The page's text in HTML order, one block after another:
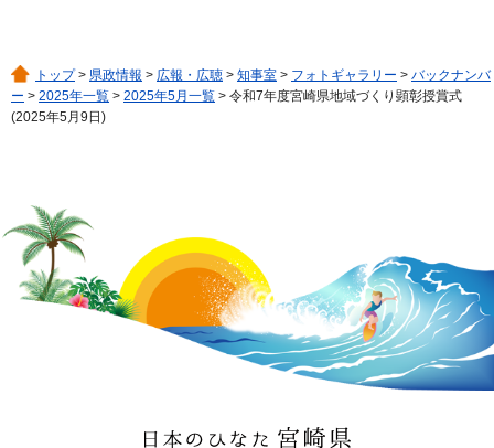
トップ> 県政情報 > 広報・広聴 > 知事室 > フォトギャラリー > バックナンバ
ー > 2025年一覧 > 2025年5月一覧 > 令和7年度宮崎県地域づくり顕彰授賞式
(2025年5月9日)
日本のひなた 宮崎県